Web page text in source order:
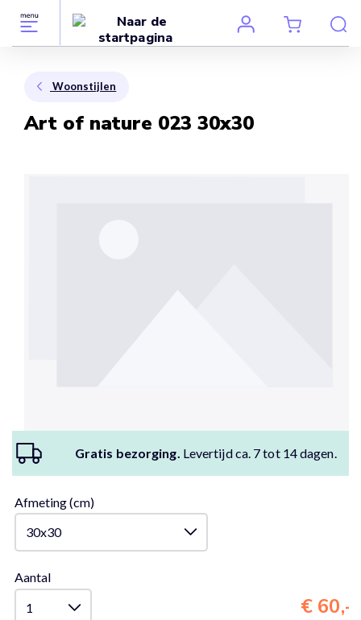
Woonstijlen
Art of nature 023 30x30
Gratis bezorging. Levertijd ca. 7 tot 14 dagen.
Afmeting (cm)
Aantal
€ 60,-